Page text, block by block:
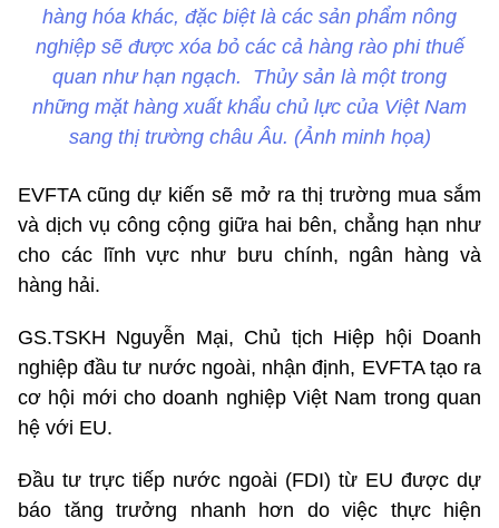
hàng hóa khác, đặc biệt là các sản phẩm nông
nghiệp sẽ được xóa bỏ các cả hàng rào phi thuế
quan như hạn ngạch. Thủy sản là một trong
những mặt hàng xuất khẩu chủ lực của Việt Nam
sang thị trường châu Âu. (Ảnh minh họa)
EVFTA cũng dự kiến sẽ mở ra thị trường mua sắm
và dịch vụ công cộng giữa hai bên, chẳng hạn như
cho các lĩnh vực như bưu chính, ngân hàng và
hàng hải.
GS.TSKH Nguyễn Mại, Chủ tịch Hiệp hội Doanh
nghiệp đầu tư nước ngoài, nhận định, EVFTA tạo ra
cơ hội mới cho doanh nghiệp Việt Nam trong quan
hệ với EU.
Đầu tư trực tiếp nước ngoài (FDI) từ EU được dự
báo tăng trưởng nhanh hơn do việc thực hiện